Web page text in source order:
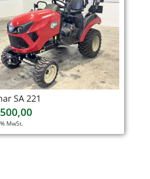
SA 221
MwSt.